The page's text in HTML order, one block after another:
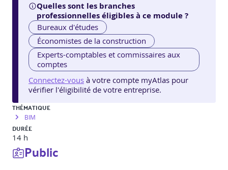
Quelles sont les branches
professionnelles éligibles à ce module ?
Bureaux d'études
Économistes de la construction
Experts-comptables et commissaires aux
comptes
Connectez-vous à votre compte myAtlas pour
vérifier l'éligibilité de votre entreprise.
THÉMATIQUE
BIM
DURÉE
14 h
Public